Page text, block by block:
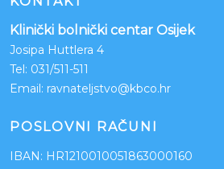
Klinički bolnički centar Osijek
Josipa Huttlera 4
Tel: 031/511-511
Email: ravnateljstvo@kbco.hr
POSLOVNI RAČUNI
IBAN: HR1210010051863000160